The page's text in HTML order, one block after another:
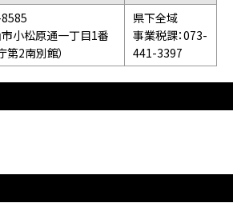
小松原通一丁目1番
第2南別館）
県下全域
事業税課：073-
441-3397